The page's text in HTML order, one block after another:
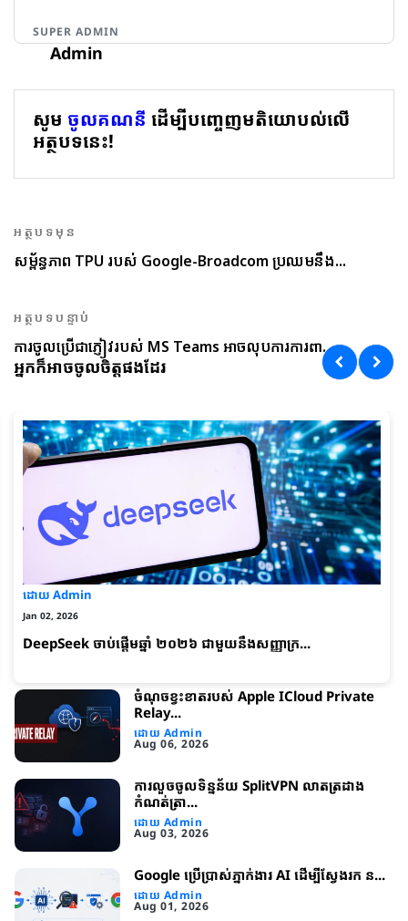
SUPER ADMIN
Admin
សូម ចូលគណនី ដើម្បីបញ្ចេញមតិយោបល់លើ
អត្ថបទនេះ!
អត្ថបទមុន
សម្ព័ន្ធភាព TPU របស់ Google-Broadcom ប្រឈមនឹង...
អត្ថបទបន្ទាប់
ការចូលប្រើជាភ្ញៀវរបស់ MS Teams អាចលុបការការពា...
អ្នកក៏អាចចូលចិត្តផងដែរ
ដោយ Admin
Jan 02, 2026
DeepSeek ចាប់ផ្តើមឆ្នាំ ២០២៦ ជាមួយនឹងសញ្ញាក្រ...
ចំណុចខ្វះខាត​របស់ Apple ICloud Private
Relay...
ដោយ Admin
Aug 06, 2026
ការលួចចូលទិន្នន័យ SplitVPN លាតត្រដាង
កំណត់ត្រា...
ដោយ Admin
Aug 03, 2026
Google ប្រើប្រាស់ភ្នាក់ងារ AI ដើម្បីស្វែងរក ន...
ដោយ Admin
Aug 01, 2026